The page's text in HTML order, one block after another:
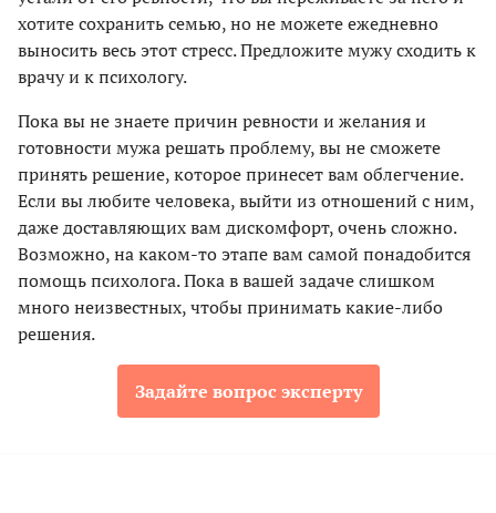
хотите сохранить семью, но не можете ежедневно
выносить весь этот стресс. Предложите мужу сходить к
врачу и к психологу.
Пока вы не знаете причин ревности и желания и
готовности мужа решать проблему, вы не сможете
принять решение, которое принесет вам облегчение.
Если вы любите человека, выйти из отношений с ним,
даже доставляющих вам дискомфорт, очень сложно.
Возможно, на каком-то этапе вам самой понадобится
помощь психолога. Пока в вашей задаче слишком
много неизвестных, чтобы принимать какие-либо
решения.
Задайте вопрос эксперту